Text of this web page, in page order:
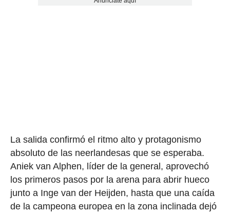
La salida confirmó el ritmo alto y protagonismo
absoluto de las neerlandesas que se esperaba.
Aniek van Alphen, líder de la general, aprovechó
los primeros pasos por la arena para abrir hueco
junto a Inge van der Heijden, hasta que una caída
de la campeona europea en la zona inclinada dejó